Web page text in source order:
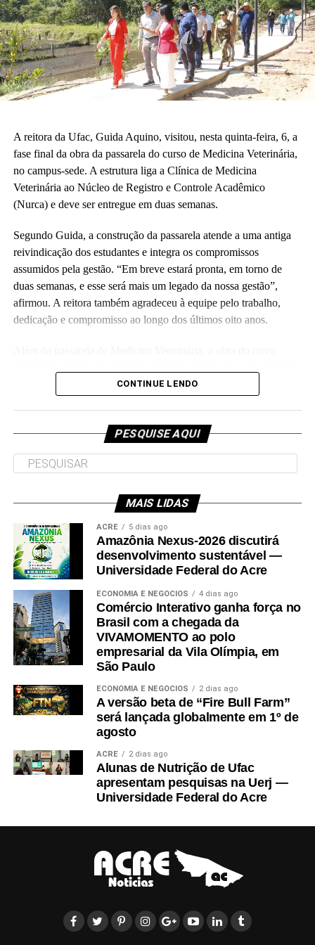
A vice-diretora do CAp, Alessandra Perez Lima, destacou a
relevância do novo espaço para a rotina pedagógica e acadêmica.
“Muito em breve vamos deixar de ser nômades e teremos o
nosso lugar. Eu olho para cada espaço aqui e já vejo essas
crianças correndo e sendo felizes.”
Também participaram da cerimônia o pró-reitor de Planejamento,
prefeito do campus, Artesson Cruz; além de professores, técnico-
administrativos, estudantes e representantes da construtora
responsável pela obra.
(Fhagner Soares, estagiário Ascom/Ufac)
A reitora da Ufac, Guida Aquino, visitou, nesta quinta-feira, 6, a
fase final da obra da passarela do curso de Medicina Veterinária,
no campus-sede. A estrutura liga a Clínica de Medicina
Veterinária ao Núcleo de Registro e Controle Acadêmico
(Nurca) e deve ser entregue em duas semanas.
Segundo Guida, a construção da passarela atende a uma antiga
reivindicação dos estudantes e integra os compromissos
assumidos pela gestão. “Em breve estará pronta, em torno de
duas semanas, e esse será mais um legado da nossa gestão”,
afirmou. A reitora também agradeceu à equipe pelo trabalho,
dedicação e compromisso ao longo dos últimos oito anos.
e deve ser entregue em breve.CONTINUE LENDO
PESQUISE AQUI
MAIS LIDAS
ACRE 5 dias ago
Amazônia Nexus-2026 discutirá
desenvolvimento sustentável —
Universidade Federal do Acre
ECONOMIA E NEGÓCIOS 4 dias ago
Comércio Interativo ganha força no
Brasil com a chegada da
VIVAMOMENTO ao polo
empresarial da Vila Olímpia, em
São Paulo
ECONOMIA E NEGÓCIOS 2 dias ago
A versão beta de “Fire Bull Farm”
será lançada globalmente em 1º de
agosto
ACRE 2 dias ago
Alunas de Nutrição de Ufac
apresentam pesquisas na Uerj —
Universidade Federal do Acre